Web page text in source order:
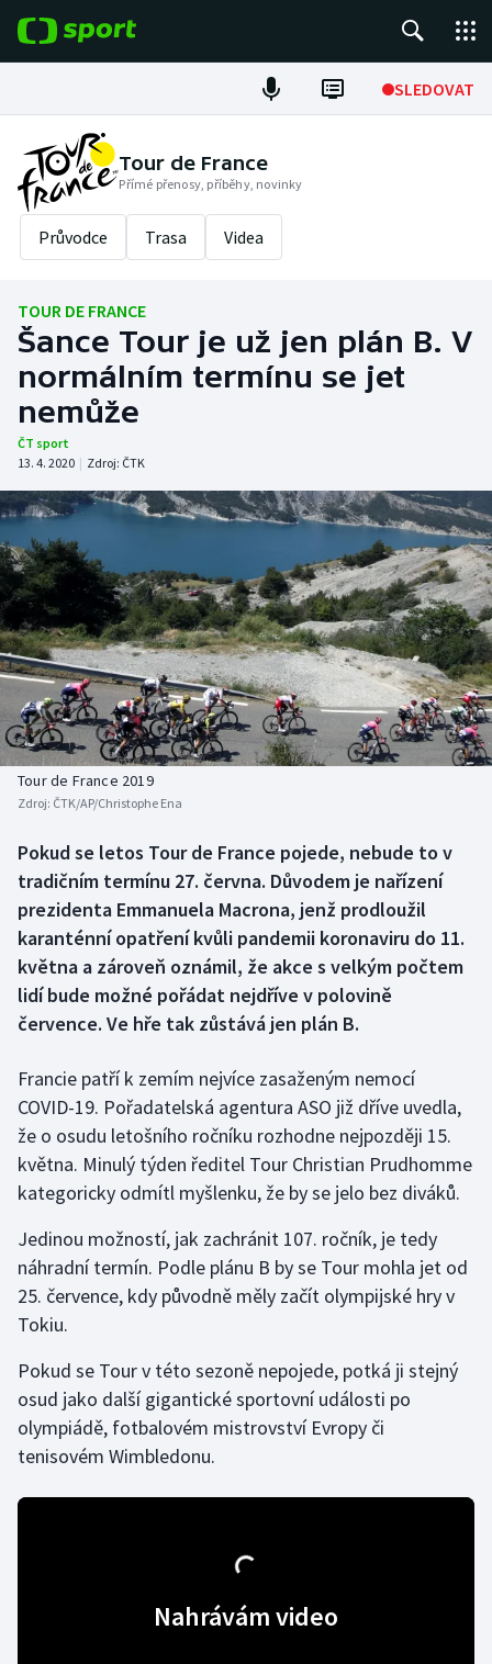
SLEDOVAT
Fotbal
Hokej
Tenis
Cyklistika
DALŠÍ SPORTY
Americký fotbal
Baseball a softbal
Basketbal
Biatlon
Boby a skeleton
Box
Curling
Florbal
Futsal
Golf
Gymnastika
Házená
Jezdectví
Judo
Krasobruslení
Lezení
Moderní pětiboj
Motorsport
NEPŘEHLÉDNĚTE
Soutěže
Historické návraty
Aplikace ČT sport
AZ kvíz
Tour de France
Přímé přenosy, příběhy, novinky
Průvodce Trasa Videa
TOUR DE FRANCE
Šance Tour je už jen plán B. V
normálním termínu se jet
nemůže
ČT sport
13. 4. 2020 | Zdroj: ČTK
Tour de France 2019
Zdroj: ČTK/AP/Christophe Ena
Pokud se letos Tour de France pojede, nebude to v
tradičním termínu 27. června. Důvodem je nařízení
prezidenta Emmanuela Macrona, jenž prodloužil
karanténní opatření kvůli pandemii koronaviru do 11.
května a zároveň oznámil, že akce s velkým počtem
lidí bude možné pořádat nejdříve v polovině
července. Ve hře tak zůstává jen plán B.
Francie patří k zemím nejvíce zasaženým nemocí
COVID-19. Pořadatelská agentura ASO již dříve uvedla,
že o osudu letošního ročníku rozhodne nejpozději 15.
května. Minulý týden ředitel Tour Christian Prudhomme
kategoricky odmítl myšlenku, že by se jelo bez diváků.
Jedinou možností, jak zachránit 107. ročník, je tedy
náhradní termín. Podle plánu B by se Tour mohla jet od
25. července, kdy původně měly začít olympijské hry v
Tokiu.
Pokud se Tour v této sezoně nepojede, potká ji stejný
osud jako další gigantické sportovní události po
olympiádě, fotbalovém mistrovství Evropy či
tenisovém Wimbledonu.
Nahrávám video